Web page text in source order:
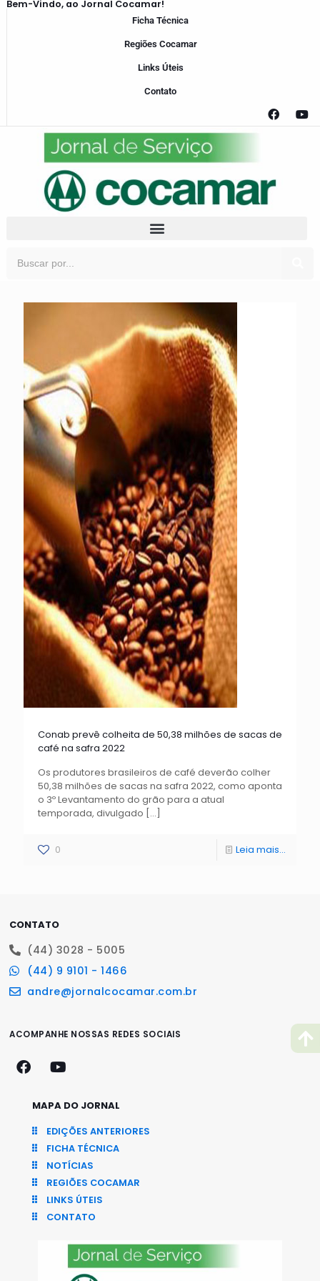
Bem-Vindo, ao Jornal Cocamar!
Ficha Técnica
Regiões Cocamar
Links Úteis
Contato
Conab prevê colheita de 50,38 milhões de sacas de
café na safra 2022
Os produtores brasileiros de café deverão colher
50,38 milhões de sacas na safra 2022, como aponta
o 3º Levantamento do grão para a atual
temporada, divulgado […]
0 Leia mais...
CONTATO
(44) 3028 - 5005
(44) 9 9101 - 1466
andre@jornalcocamar.com.br
ACOMPANHE NOSSAS REDES SOCIAIS
MAPA DO JORNAL
EDIÇÕES ANTERIORES
FICHA TÉCNICA
NOTÍCIAS
REGIÕES COCAMAR
LINKS ÚTEIS
CONTATO